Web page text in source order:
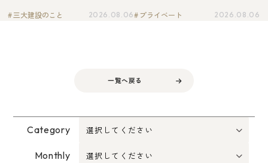
三大建設のこと 2026.08.06 プライベート 2026.08.06
一覧へ戻る
Category
Monthly